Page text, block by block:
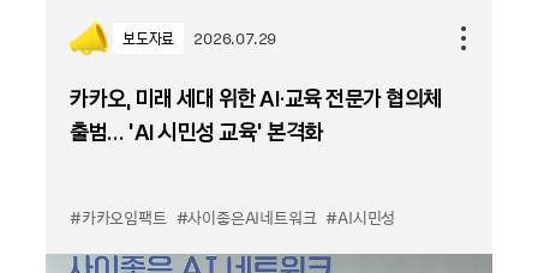
보도자료 2026.07.29
카카오, 미래 세대 위한 AI·교육 전문가 협의체
출범… ‘AI 시민성 교육’ 본격화
#카카오임팩트 #사이좋은AI네트워크 #AI시민성